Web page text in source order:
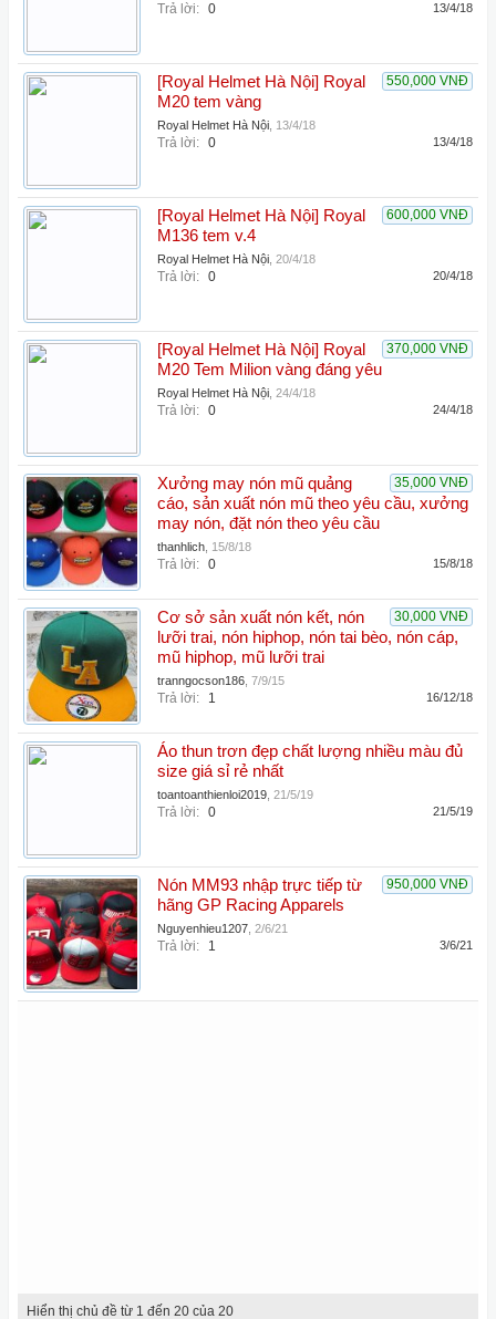
Trả lời: 0 13/4/18
550,000 VNĐ
[Royal Helmet Hà Nội] Royal
M20 tem vàng
Royal Helmet Hà Nội 13/4/18
Trả lời: 0 13/4/18
600,000 VNĐ
[Royal Helmet Hà Nội] Royal
M136 tem v.4
Royal Helmet Hà Nội 20/4/18
Trả lời: 0 20/4/18
370,000 VNĐ
[Royal Helmet Hà Nội] Royal
M20 Tem Milion vàng đáng yêu
Royal Helmet Hà Nội 24/4/18
Trả lời: 0 24/4/18
35,000 VNĐ
Xưởng may nón mũ quảng
cáo, sản xuất nón mũ theo yêu cầu, xưởng
may nón, đặt nón theo yêu cầu
thanhlich 15/8/18
Trả lời: 0 15/8/18
30,000 VNĐ
Cơ sở sản xuất nón kết, nón
lưỡi trai, nón hiphop, nón tai bèo, nón cáp,
mũ hiphop, mũ lưỡi trai
tranngocson186 7/9/15
Trả lời: 1 16/12/18
Áo thun trơn đẹp chất lượng nhiều màu đủ
size giá sỉ rẻ nhất
toantoanthienloi2019 21/5/19
Trả lời: 0 21/5/19
950,000 VNĐ
Nón MM93 nhập trực tiếp từ
hãng GP Racing Apparels
Nguyenhieu1207 2/6/21
Trả lời: 1 3/6/21
Hiển thị chủ đề từ 1 đến 20 của 20